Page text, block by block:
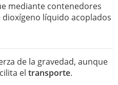
mediante contenedores
líquido acoplados
de la gravedad, aunque
el transporte.